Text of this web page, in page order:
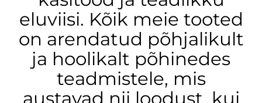
eluviisi. Kõik meie tooted
on arendatud põhjalikult
ja hoolikalt põhinedes
teadmistele, mis
austavad nii loodust, kui